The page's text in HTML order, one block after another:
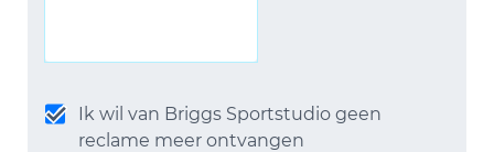
Ik wil van Briggs Sportstudio geen
reclame meer ontvangen